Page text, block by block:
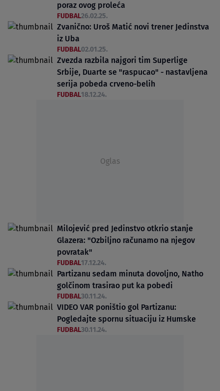
poraz ovog proleća
FUDBAL26.02.25.
Zvanično: Uroš Matić novi trener Jedinstva
iz Uba
FUDBAL02.01.25.
Zvezda razbila najgori tim Superlige
Srbije, Duarte se "raspucao" - nastavljena
serija pobeda crveno-belih
FUDBAL18.12.24.
Oglas
Milojević pred Jedinstvo otkrio stanje
Glazera: "Ozbiljno računamo na njegov
povratak"
FUDBAL17.12.24.
Partizanu sedam minuta dovoljno, Natho
golčinom trasirao put ka pobedi
FUDBAL30.11.24.
VIDEO VAR poništio gol Partizanu:
Pogledajte spornu situaciju iz Humske
FUDBAL30.11.24.